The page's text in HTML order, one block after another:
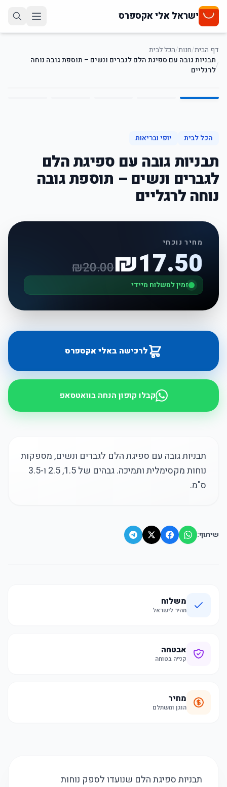
ישראל אלי אקספרס
דף הבית/חנות/הכל לבית
/תבניות גובה עם ספיגת הלם לגברים ונשים – תוספת גובה נוחה
לרגליים
הכל לבית יופי ובריאות
תבניות גובה עם ספיגת הלם
לגברים ונשים – תוספת גובה
נוחה לרגליים
מחיר נוכחי
₪17.50
₪20.00
זמין למשלוח מיידי
לרכישה באלי אקספרס
קבלו קופון הנחה בוואטסאפ
תבניות גובה עם ספיגת הלם לגברים ונשים, מספקות
נוחות מקסימלית ותמיכה. גבהים של 1.5, 2.5 ו-3.5
ס"מ.
שיתוף:
משלוח
מהיר לישראל
אבטחה
קנייה בטוחה
מחיר
הוגן ומשתלם
תבניות ספיגת הלם שנועדו לספק נוחות